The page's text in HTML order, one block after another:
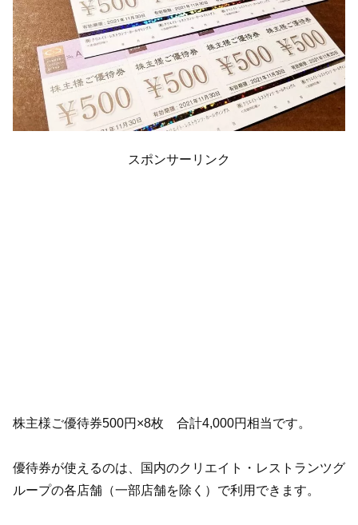
スポンサーリンク
株主様ご優待券500円×8枚 合計4,000円相当です。
優待券が使えるのは、国内のクリエイト・レストランツグ
ループの各店舗（一部店舗を除く）で利用できます。